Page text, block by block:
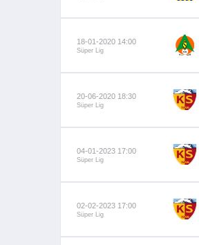
18-01-2020 14:00
Süper Lig
20-06-2020 18:30
Süper Lig
04-01-2023 17:00
Süper Lig
02-02-2023 17:00
Süper Lig